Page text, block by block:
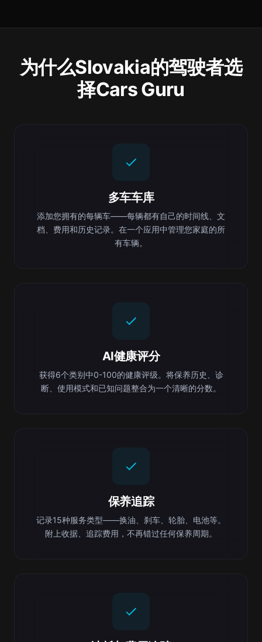
为什么Slovakia的驾驶者选
择Cars Guru
多车车库
添加您拥有的每辆车——每辆都有自己的时间线、文
档、费用和历史记录。在一个应用中管理您家庭的所
有车辆。
AI健康评分
获得6个类别中0-100的健康评级。将保养历史、诊
断、使用模式和已知问题整合为一个清晰的分数。
保养追踪
记录15种服务类型——换油、刹车、轮胎、电池等。
附上收据、追踪费用，不再错过任何保养周期。